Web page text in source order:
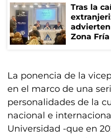
Tras la
Zona
La ponencia de la
en el marco de una
personalidades de la
nacional e
Universidad -que en